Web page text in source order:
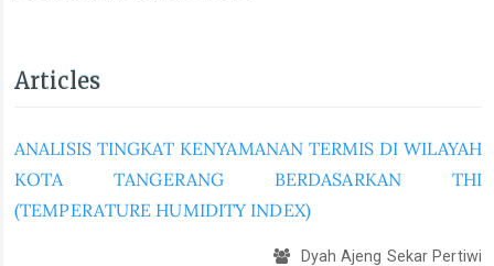
Articles
ANALISIS TINGKAT KENYAMANAN TERMIS DI WILAYAH
KOTA TANGERANG BERDASARKAN THI
(TEMPERATURE HUMIDITY INDEX)
Dyah Ajeng Sekar Pertiwi